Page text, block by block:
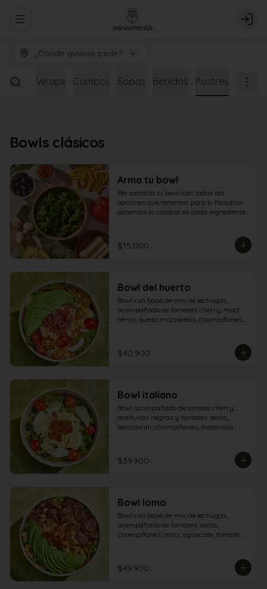
Abrir menu de navegación Login
¿Dónde quieres pedir?
Wraps Combos Sopas Bebidas Postres
Bowls clásicos
Arma tu bowl
Personaliza tu bowl con todas las
opciones que tenemos para ti. Nosotros
ponemos la calidad en cada ingrediente.
$15.000
Bowl del huerto
Bowl con base de mix de lechugas,
acompañado de tomates cherry, maíz
tierno, queso mozzarella, champiñones,
$40.900
Bowl italiano
Bowl acompañado de tomate cherry,
aceitunas negras y tomates secos,
bocconcini, champiñones, mozarella ,
$39.900
Bowl lomo
Bowl con base de mix de lechugas,
acompañado de tomates secos,
champiñones, maíz, aguacate, tomate,
$49.900